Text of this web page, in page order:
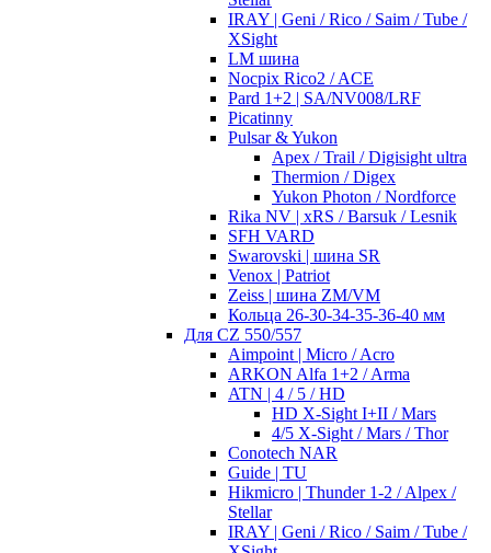
IRAY | Geni / Rico / Saim / Tube /
XSight
LM шина
Nocpix Rico2 / ACE
Pard 1+2 | SA/NV008/LRF
Picatinny
Pulsar & Yukon
Apex / Trail / Digisight ultra
Thermion / Digex
Yukon Photon / Nordforce
Rika NV | xRS / Barsuk / Lesnik
SFH VARD
Swarovski | шина SR
Venox | Patriot
Zeiss | шина ZM/VM
Кольца 26-30-34-35-36-40 мм
Для CZ 550/557
Aimpoint | Micro / Acro
ARKON Alfa 1+2 / Arma
ATN | 4 / 5 / HD
HD X-Sight I+II / Mars
4/5 X-Sight / Mars / Thor
Conotech NAR
Guide | TU
Hikmicro | Thunder 1-2 / Alpex /
Stellar
IRAY | Geni / Rico / Saim / Tube /